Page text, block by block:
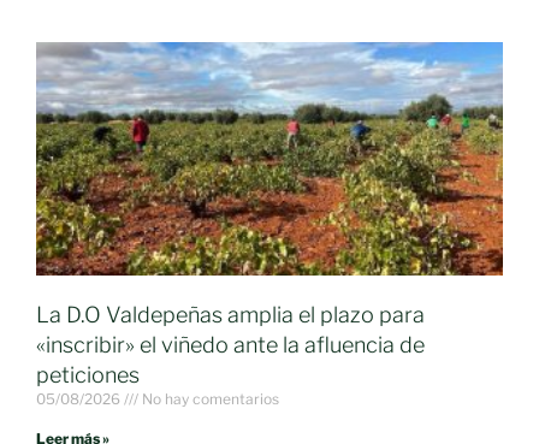
La D.O Valdepeñas amplia el plazo para
«inscribir» el viñedo ante la afluencia de
peticiones
05/08/2026 No hay comentarios
Leer más »